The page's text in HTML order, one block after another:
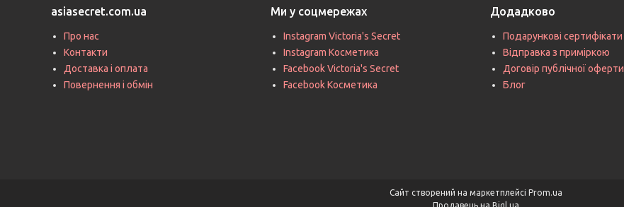
asiasecret.com.ua
Про нас
Контакти
Доставка і оплата
Повернення і обмін
Ми у соцмережах
Instagram Victoria's Secret
Instagram Косметика
Facebook Victoria's Secret
Facebook Косметика
Додадково
Подарункові сертифікати
Відправка з приміркою
Договір публічної оферти
Блог
Сайт створений на маркетплейсі Prom.ua